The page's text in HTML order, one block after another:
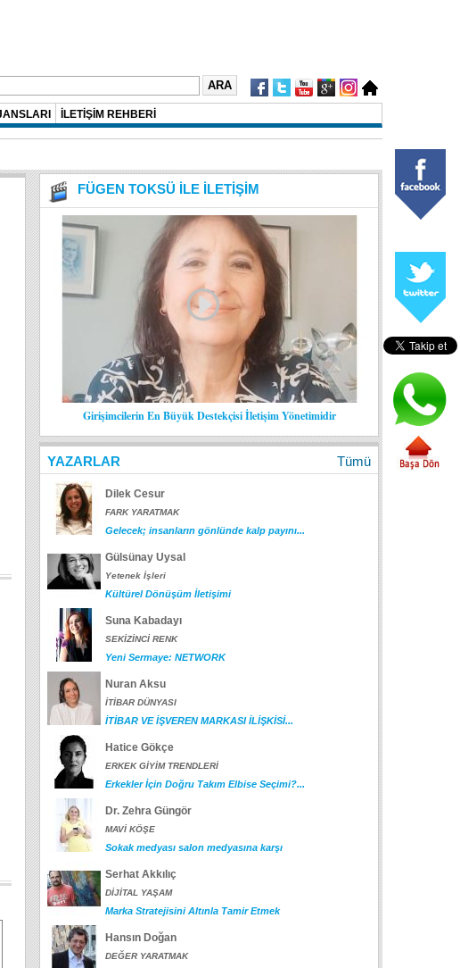
İLETİŞİM REHBERİ
FÜGEN TOKSÜ İLE İLETİŞİM
Girişimcilerin En Büyük Destekçisi İletişim Yönetimidir
YAZARLAR Tümü
Dilek Cesur
FARK YARATMAK
Gelecek; insanların gönlünde kalp payını...
Gülsünay Uysal
Yetenek İşleri
Kültürel Dönüşüm İletişimi
Suna Kabadayı
SEKİZİNCİ RENK
Yeni Sermaye: NETWORK
Nuran Aksu
İTİBAR DÜNYASI
İTİBAR VE İŞVEREN MARKASI İLİŞKİSİ...
Hatice Gökçe
ERKEK GİYİM TRENDLERİ
Erkekler İçin Doğru Takım Elbise Seçimi?...
Dr. Zehra Güngör
MAVİ KÖŞE
Sokak medyası salon medyasına karşı
Serhat Akkılıç
DİJİTAL YAŞAM
Marka Stratejisini Altınla Tamir Etmek
Hansın Doğan
DEĞER YARATMAK